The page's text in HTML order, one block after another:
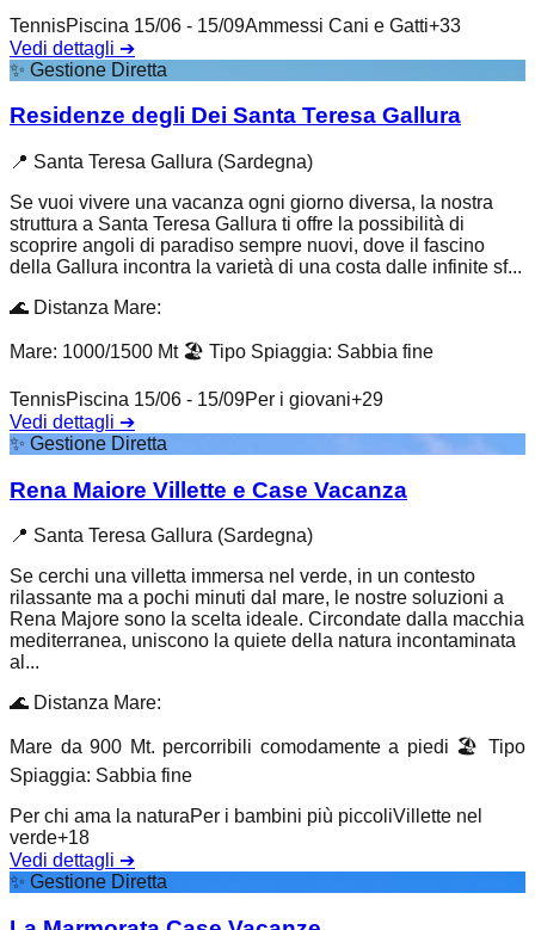
TennisPiscina 15/06 - 15/09Ammessi Cani e Gatti+33
Vedi dettagli ➔
✨ Gestione Diretta
Residenze degli Dei Santa Teresa Gallura
📍 Santa Teresa Gallura (Sardegna)
Se vuoi vivere una vacanza ogni giorno diversa, la nostra
struttura a Santa Teresa Gallura ti offre la possibilità di
scoprire angoli di paradiso sempre nuovi, dove il fascino
della Gallura incontra la varietà di una costa dalle infinite sf...
🌊 Distanza Mare:
Mare: 1000/1500 Mt 🏖️ Tipo Spiaggia: Sabbia fine
TennisPiscina 15/06 - 15/09Per i giovani+29
Vedi dettagli ➔
✨ Gestione Diretta
Rena Maiore Villette e Case Vacanza
📍 Santa Teresa Gallura (Sardegna)
Se cerchi una villetta immersa nel verde, in un contesto
rilassante ma a pochi minuti dal mare, le nostre soluzioni a
Rena Majore sono la scelta ideale. Circondate dalla macchia
mediterranea, uniscono la quiete della natura incontaminata
al...
🌊 Distanza Mare:
Mare da 900 Mt. percorribili comodamente a piedi 🏖️ Tipo
Spiaggia: Sabbia fine
Per chi ama la naturaPer i bambini più piccoliVillette nel
verde+18
Vedi dettagli ➔
✨ Gestione Diretta